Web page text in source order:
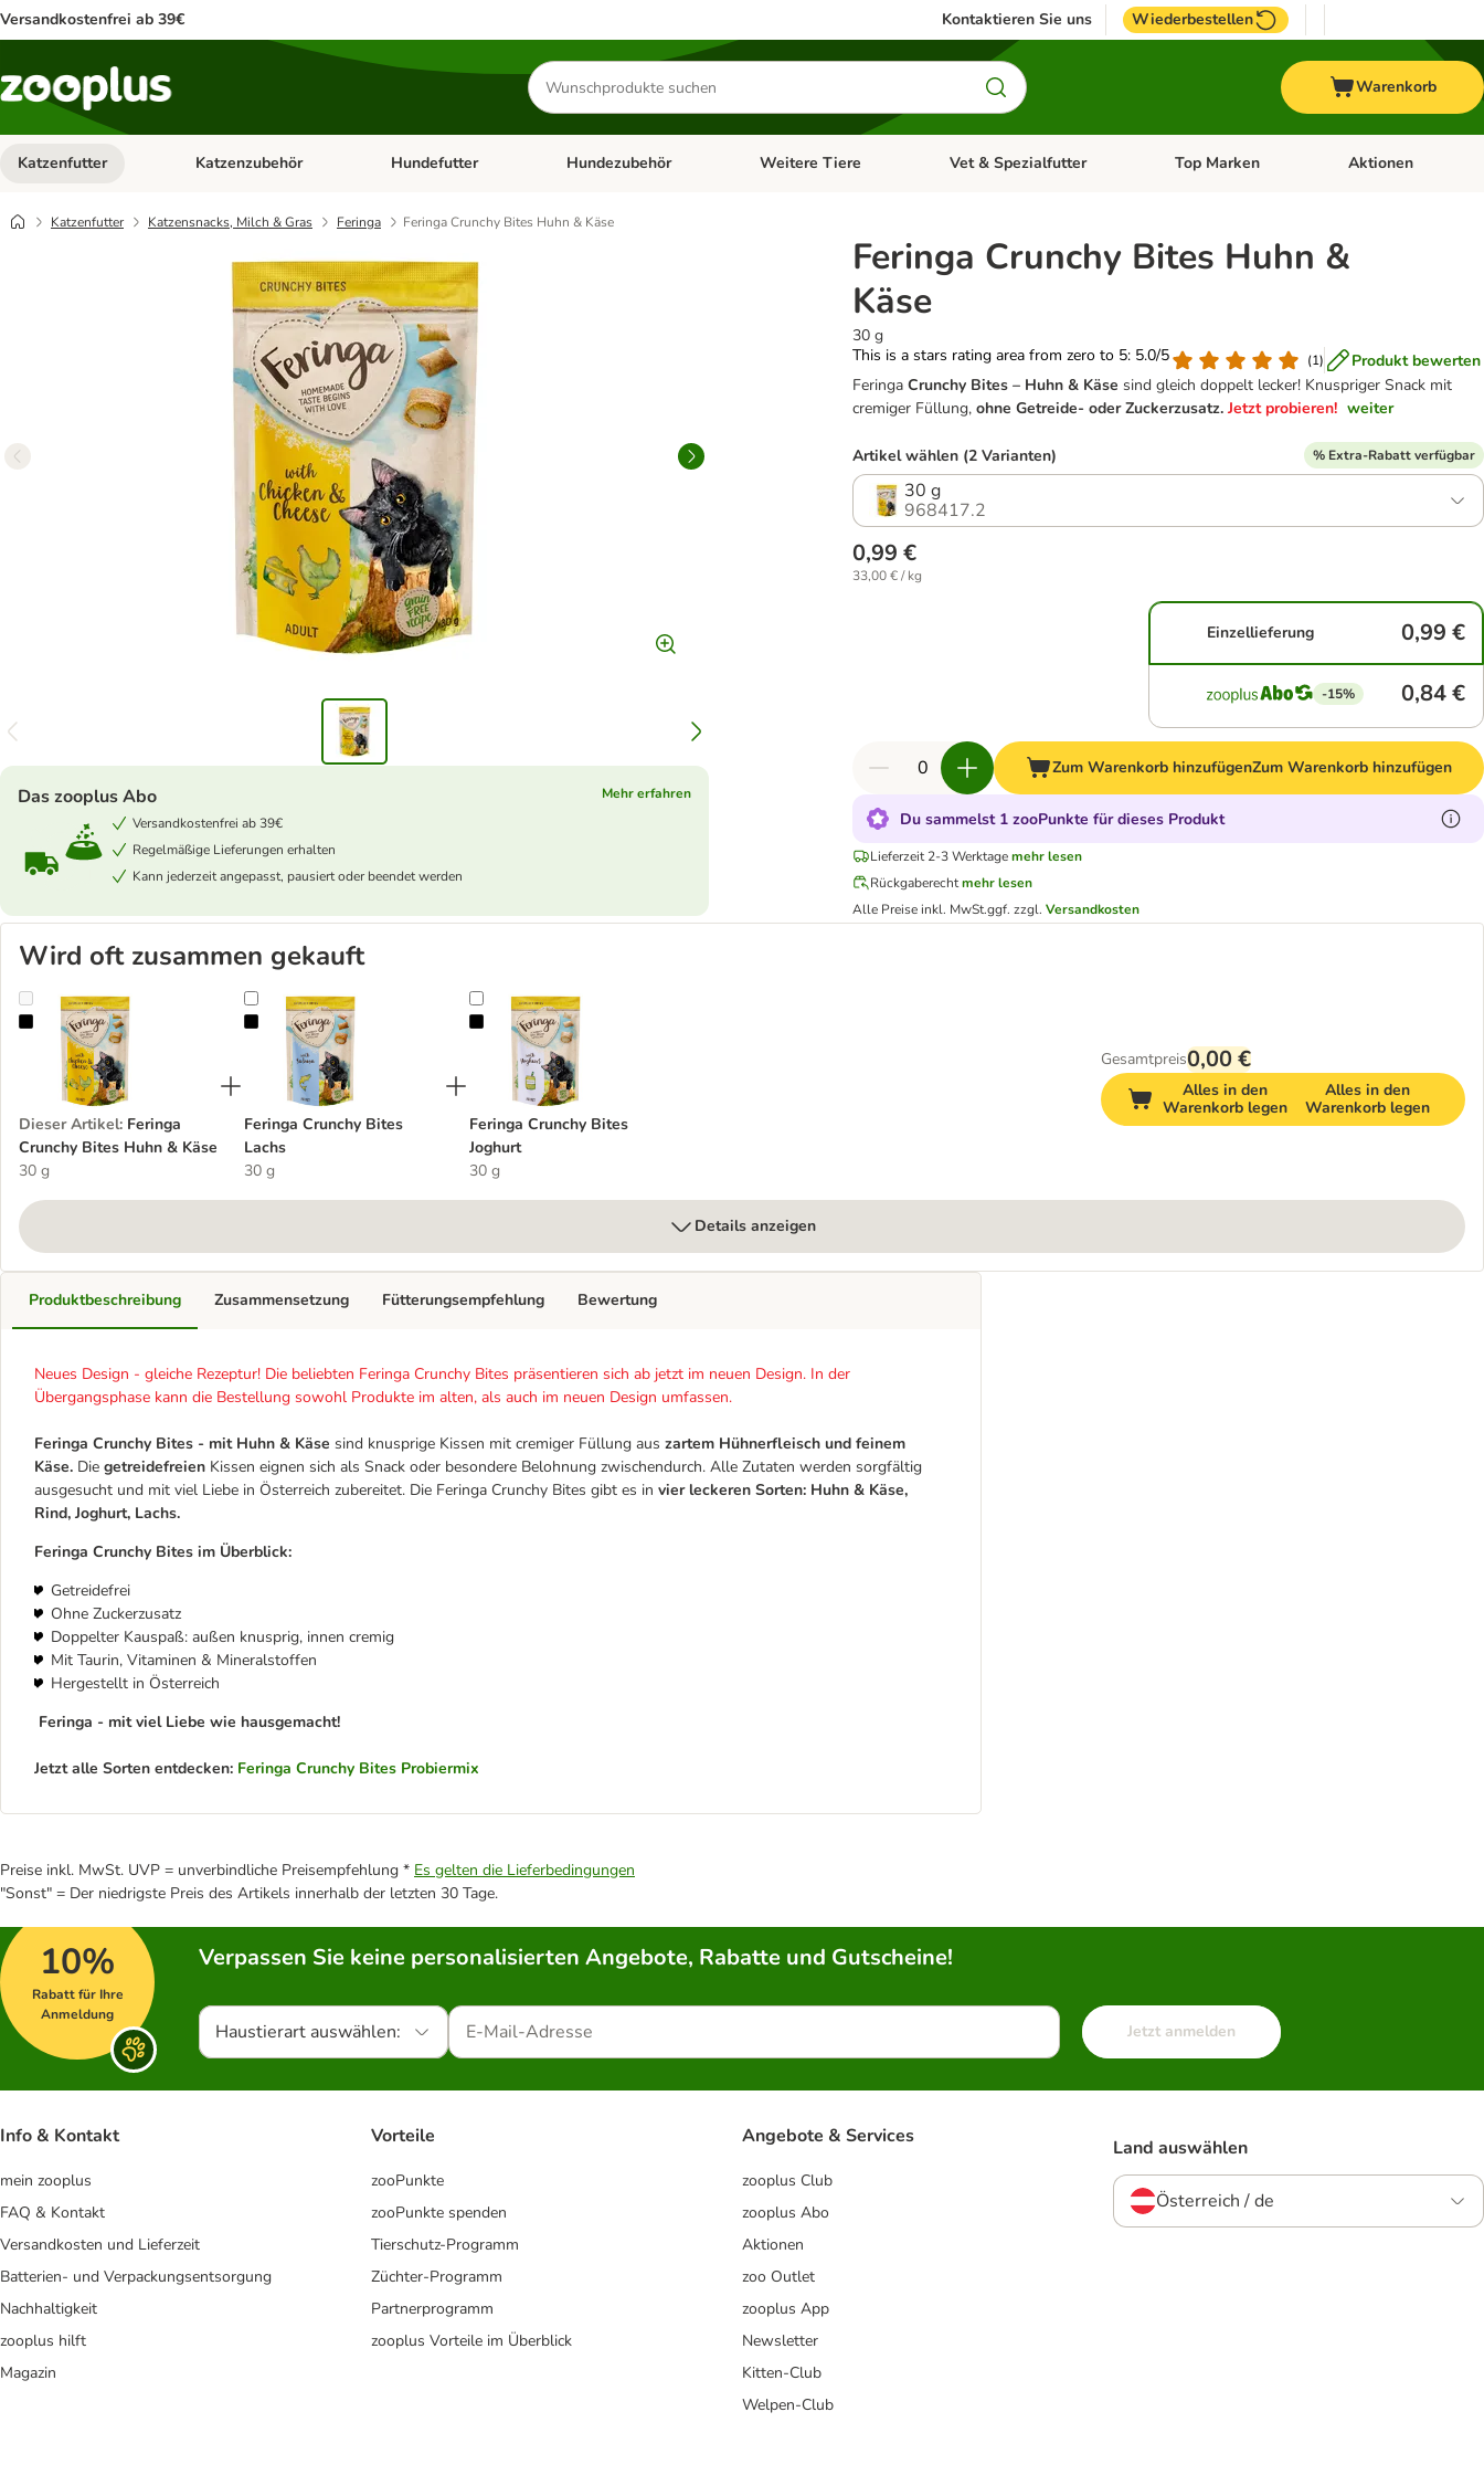
Versandkostenfrei ab 39€ Kontaktieren Sie uns Wiederbestellen
Produkte
suchen
Warenkorb
Katzenfutter Kategorie-Menü öffnen: Katzenfutter
Katzenzubehör Kategorie-Menü öffnen: Katzenzubehör
Hundefutter Kategorie-Menü öffnen: Hundefutter
Hundezubehör Kategorie-Menü öffnen: Hundezubehör
Weitere Tiere Kategorie-Menü öffnen: Weitere Tiere
Vet & Spezialfutter Kategorie-Menü öffnen: Vet & Spezialfutter
Top Marken Kategorie-Menü
Aktionen
Katzenfutter Katzensnacks, Milch & Gras Feringa Feringa Crunchy Bites Huhn & Käse
Feringa Crunchy Bites Huhn &
Käse
30 g
This is a stars rating area from zero to 5: 5.0/5
(1)
Produkt bewerten
FeringaCrunchy Bites – Huhn & Käse sind gleich doppelt lecker! Knuspriger Snack mit
cremiger Füllung,ohne Getreide- oder Zuckerzusatz.Jetzt probieren! weiter
Das zooplus Abo
Mehr erfahren
Versandkostenfrei ab 39€
Regelmäßige Lieferungen erhalten
Kann jederzeit angepasst, pausiert oder beendet werden
Artikel wählen (2 Varianten) % Extra-Rabatt verfügbar
30 g
968417.2
0,99 €
33,00 € / kg
Einzellieferung 0,99 €
-15% 0,84 €
Zum Warenkorb hinzufügenZum Warenkorb hinzufügen
Du sammelst 1 zooPunkte für dieses Produkt
Lieferzeit 2-3 Werktage mehr lesen
Rückgaberechtmehr lesen
Alle Preise inkl. MwSt.ggf. zzgl.Versandkosten
Wird oft zusammen gekauft
Feringa Crunchy Bites Huhn & Käse
Dieser Artikel: Feringa
Crunchy Bites Huhn & Käse
30 g
Feringa Crunchy Bites Lachs
Feringa Crunchy Bites
Lachs
30 g
Feringa Crunchy Bites Joghurt
Feringa Crunchy Bites
Joghurt
30 g
Gesamtpreis0,00 €
Alles in den
Warenkorb legen
Alles in den
Warenkorb legen
Details anzeigen
Produktbeschreibung
Neues Design - gleiche Rezeptur! Die beliebten Feringa Crunchy Bites präsentieren sich ab jetzt im neuen Design. In der
Übergangsphase kann die Bestellung sowohl Produkte im alten, als auch im neuen Design umfassen.
Feringa Crunchy Bites - mit Huhn & Käse sind knusprige Kissen mit cremiger Füllung aus zartem Hühnerfleisch und feinem
Käse. Die getreidefreien Kissen eignen sich als Snack oder besondere Belohnung zwischendurch. Alle Zutaten werden sorgfältig
ausgesucht und mit viel Liebe in Österreich zubereitet. Die Feringa Crunchy Bites gibt es in vier leckeren Sorten: Huhn & Käse,
Rind, Joghurt, Lachs.
Feringa Crunchy Bites im Überblick:
Getreidefrei
Ohne Zuckerzusatz
Doppelter Kauspaß: außen knusprig, innen cremig
Mit Taurin, Vitaminen & Mineralstoffen
Hergestellt in Österreich
Feringa - mit viel Liebe wie hausgemacht!
Jetzt alle Sorten entdecken: Feringa Crunchy Bites Probiermix
Zusammensetzung Fütterungsempfehlung Bewertung
Preise inkl. MwSt. UVP = unverbindliche Preisempfehlung * Es gelten die Lieferbedingungen
"Sonst" = Der niedrigste Preis des Artikels innerhalb der letzten 30 Tage.
10%
Rabatt für Ihre
Anmeldung
Verpassen Sie keine personalisierten Angebote, Rabatte und Gutscheine!
Haustierart auswählen: Jetzt anmelden
Info & Kontakt
mein zooplus
FAQ & Kontakt
Versandkosten und Lieferzeit
Batterien- und Verpackungsentsorgung
Nachhaltigkeit
zooplus hilft
Magazin
Vorteile
zooPunkte
zooPunkte spenden
Tierschutz-Programm
Züchter-Programm
Partnerprogramm
zooplus Vorteile im Überblick
Angebote & Services
zooplus Club
zooplus Abo
Aktionen
zoo Outlet
zooplus App
Newsletter
Kitten-Club
Welpen-Club
Land auswählen
Österreich / de